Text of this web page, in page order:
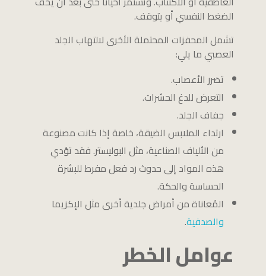
الضغط النفسي أو يتوقف.
تشمل المحفزات المحتملة الأخرى لالتهاب الجلد
العصبي ما يلي:
تضرر الأعصاب.
التعرض للدغ الحشرات.
جفاف الجلد.
ارتداء الملابس الضيقة، خاصة إذا كانت مصنوعة
من الألياف الصناعية، مثل البوليستر. فقد تؤدي
هذه المواد إلى حدوث رد فعل مفرط للبشرة
الحساسة والحكة.
المُعاناة من أمراض جلدية أخرى مثل الإكزيما
والصدفية.
عوامل الخطر